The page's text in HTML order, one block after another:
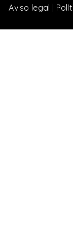
Aviso legal |